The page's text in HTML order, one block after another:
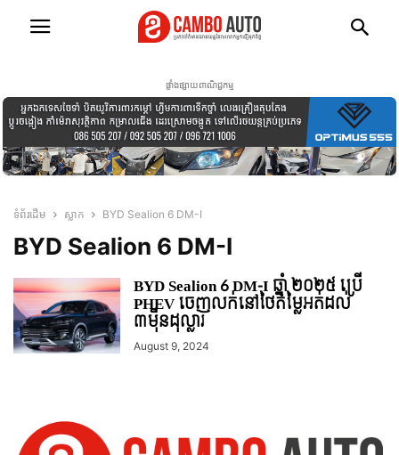
ផ្ទាំងផ្សាយពាណិជ្ជកម្ម
ទំព័រដើម ស្លាក BYD Sealion 6 DM-I
BYD Sealion 6 DM-I
BYD Sealion 6 DM-I ឆ្នាំ ២០២៥ ប្រើ
PHEV ចេញលក់នៅថៃតម្លៃអត់ដល់
៣មុឺនដុល្លារ
August 9, 2024